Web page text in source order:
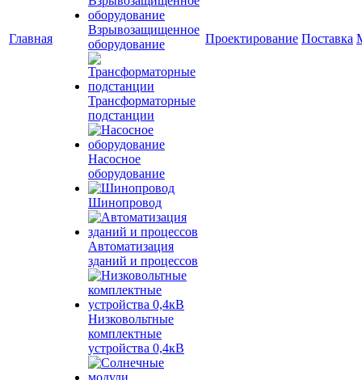
Главная
Взрывозащищенное
оборудование
Трансформаторные
подстанции
Насосное
оборудование
Шинопровод
Автоматизация
зданий и процессов
Низковольтные
комплектные
устройства 0,4кВ
Проектирование Поставка